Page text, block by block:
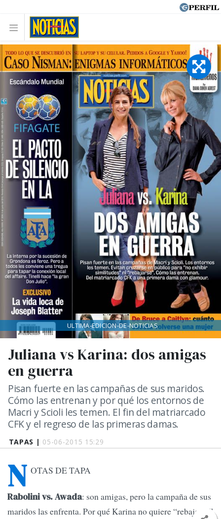
TAPAS | 05-06-2015 15:29
Juliana vs Karina: dos amigas
en guerra
Pisan fuerte en las campañas de sus maridos.
Cómo las entrenan y por qué los entornos de
Macri y Scioli les temen. El fin del matriarcado
CFK y el regreso de las primeras damas.
ULTIMA-EDICION-DE-NOTICIAS
N OTAS DE TAPA
Rabolini vs. Awada: son amigas, pero la campaña de sus
maridos las enfrenta. Por qué Karina no quiere “rebajarse”